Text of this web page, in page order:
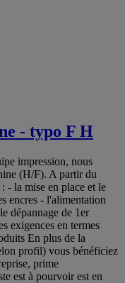
- typo F H
impression, nous
(H/F). A partir du
- la mise en place et le
encres - l'alimentation
dépannage de 1er
exigences en termes
En plus de la
profil) vous bénéficiez
prime
est à pourvoir est en